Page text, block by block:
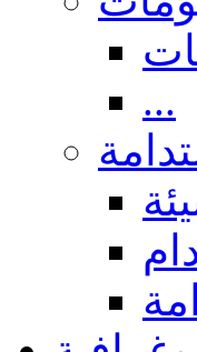
...